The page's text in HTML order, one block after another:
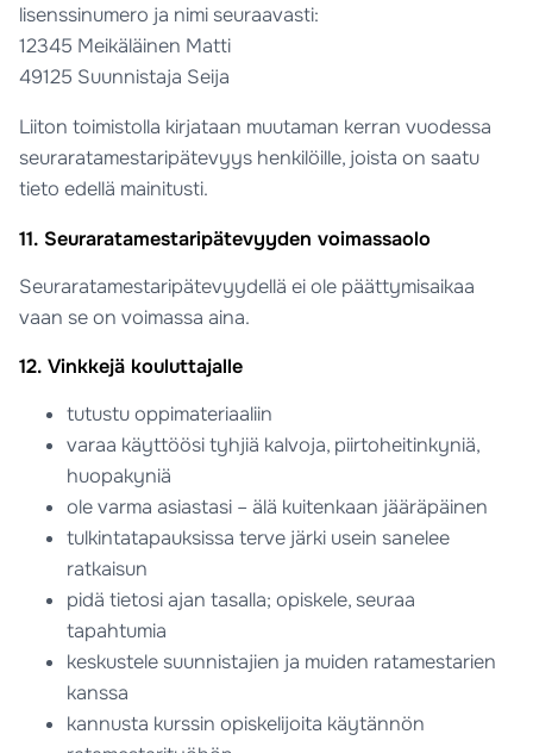
lisenssinumero ja nimi seuraavasti:
12345 Meikäläinen Matti
49125 Suunnistaja Seija
Liiton toimistolla kirjataan muutaman kerran vuodessa
seuraratamestaripätevyys henkilöille, joista on saatu
tieto edellä mainitusti.
11. Seuraratamestaripätevyyden voimassaolo
Seuraratamestaripätevyydellä ei ole päättymisaikaa
vaan se on voimassa aina.
12. Vinkkejä kouluttajalle
tutustu oppimateriaaliin
varaa käyttöösi tyhjiä kalvoja, piirtoheitinkyniä,
huopakyniä
ole varma asiastasi – älä kuitenkaan jääräpäinen
tulkintatapauksissa terve järki usein sanelee
ratkaisun
pidä tietosi ajan tasalla; opiskele, seuraa
tapahtumia
keskustele suunnistajien ja muiden ratamestarien
kanssa
kannusta kurssin opiskelijoita käytännön